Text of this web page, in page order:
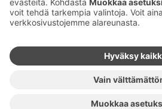
90100 Oulu
Ma-pe
7–23
7–23